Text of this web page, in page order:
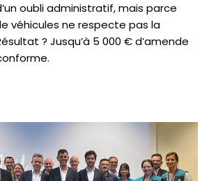
oubli administratif, mais parce
véhicules ne respecte pas la
? Jusqu’à 5 000 € d’amende